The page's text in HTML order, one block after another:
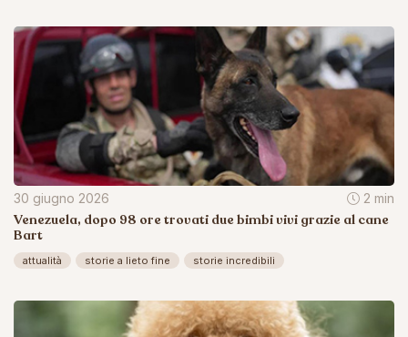
30 giugno 2026 2 min
Venezuela, dopo 98 ore trovati due bimbi vivi grazie al cane
Bart
attualità storie a lieto fine storie incredibili